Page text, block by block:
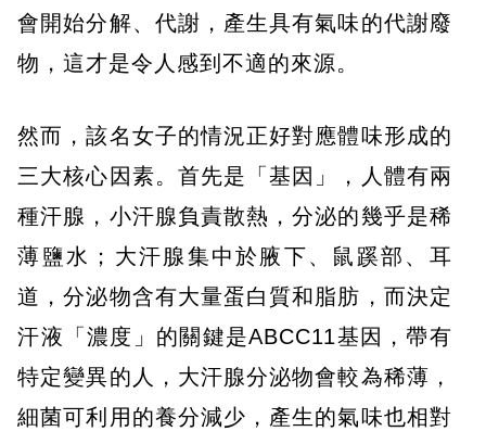
會開始分解、代謝，產生具有氣味的代謝廢
物，這才是令人感到不適的來源。
然而，該名女子的情況正好對應體味形成的
三大核心因素。首先是「基因」，人體有兩
種汗腺，小汗腺負責散熱，分泌的幾乎是稀
薄鹽水；大汗腺集中於腋下、鼠蹊部、耳
道，分泌物含有大量蛋白質和脂肪，而決定
汗液「濃度」的關鍵是ABCC11基因，帶有
特定變異的人，大汗腺分泌物會較為稀薄，
細菌可利用的養分減少，產生的氣味也相對